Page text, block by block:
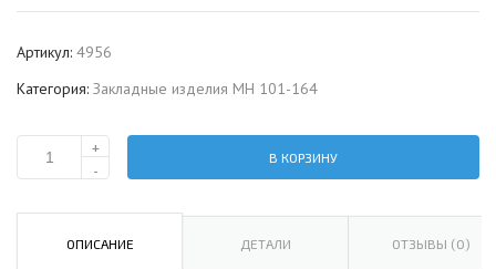
Артикул: 4956
Категория: Закладные изделия МН 101-164
Количество
закладное
+
-
В КОРЗИНУ
ОПИСАНИЕ ДЕТАЛИ ОТЗЫВЫ (0)